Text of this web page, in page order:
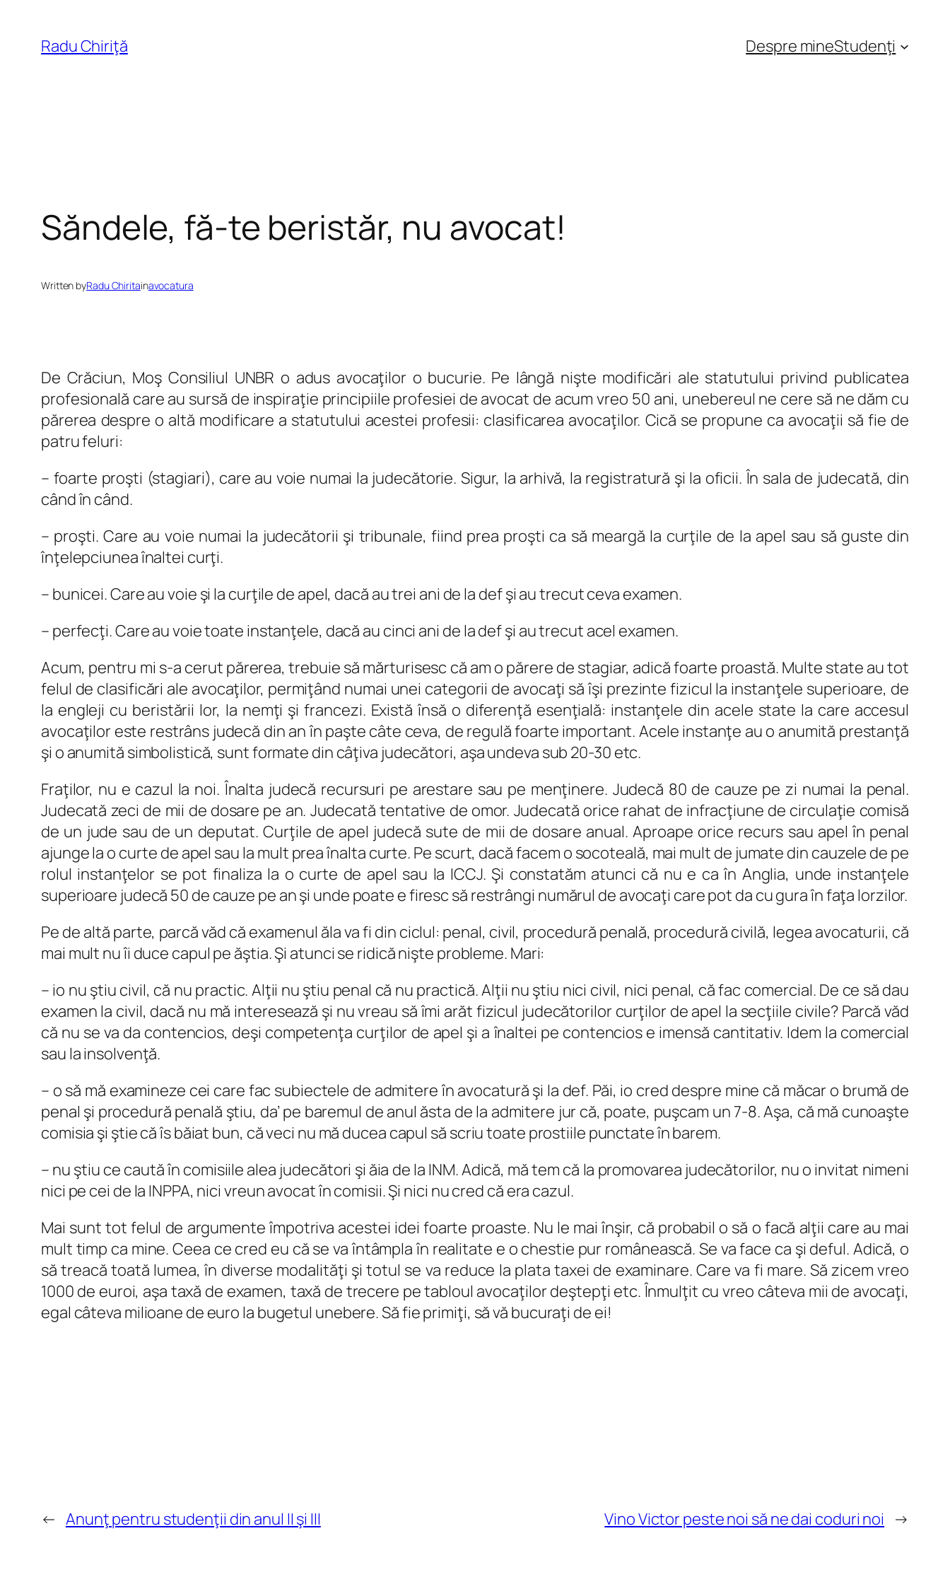
content
Radu Chiriţă Despre mineStudenţi
Săndele, fă-te beristăr, nu avocat!
Written byRadu Chiritainavocatura
De Crăciun, Moş Consiliul UNBR o adus avocaţilor o bucurie. Pe lângă nişte modificări ale statutului privind publicatea
profesională care au sursă de inspiraţie principiile profesiei de avocat de acum vreo 50 ani, unebereul ne cere să ne dăm cu
părerea despre o altă modificare a statutului acestei profesii: clasificarea avocaţilor. Cică se propune ca avocaţii să fie de
patru feluri:
– foarte proşti (stagiari), care au voie numai la judecătorie. Sigur, la arhivă, la registratură şi la oficii. În sala de judecată, din
când în când.
– proşti. Care au voie numai la judecătorii şi tribunale, fiind prea proşti ca să meargă la curţile de la apel sau să guste din
înţelepciunea înaltei curţi.
– bunicei. Care au voie şi la curţile de apel, dacă au trei ani de la def şi au trecut ceva examen.
– perfecţi. Care au voie toate instanţele, dacă au cinci ani de la def şi au trecut acel examen.
Acum, pentru mi s-a cerut părerea, trebuie să mărturisesc că am o părere de stagiar, adică foarte proastă. Multe state au tot
felul de clasificări ale avocaţilor, permiţând numai unei categorii de avocaţi să îşi prezinte fizicul la instanţele superioare, de
la engleji cu beristării lor, la nemţi şi francezi. Există însă o diferenţă esenţială: instanţele din acele state la care accesul
avocaţilor este restrâns judecă din an în paşte câte ceva, de regulă foarte important. Acele instanţe au o anumită prestanţă
şi o anumită simbolistică, sunt formate din câţiva judecători, aşa undeva sub 20-30 etc.
Fraţilor, nu e cazul la noi. Înalta judecă recursuri pe arestare sau pe menţinere. Judecă 80 de cauze pe zi numai la penal.
Judecată zeci de mii de dosare pe an. Judecată tentative de omor. Judecată orice rahat de infracţiune de circulaţie comisă
de un jude sau de un deputat. Curţile de apel judecă sute de mii de dosare anual. Aproape orice recurs sau apel în penal
ajunge la o curte de apel sau la mult prea înalta curte. Pe scurt, dacă facem o socoteală, mai mult de jumate din cauzele de pe
rolul instanţelor se pot finaliza la o curte de apel sau la ICCJ. Şi constatăm atunci că nu e ca în Anglia, unde instanţele
superioare judecă 50 de cauze pe an şi unde poate e firesc să restrângi numărul de avocaţi care pot da cu gura în faţa lorzilor.
Pe de altă parte, parcă văd că examenul ăla va fi din ciclul: penal, civil, procedură penală, procedură civilă, legea avocaturii, că
mai mult nu îi duce capul pe ăştia. Şi atunci se ridică nişte probleme. Mari:
– io nu ştiu civil, că nu practic. Alţii nu ştiu penal că nu practică. Alţii nu ştiu nici civil, nici penal, că fac comercial. De ce să dau
examen la civil, dacă nu mă interesează şi nu vreau să îmi arăt fizicul judecătorilor curţilor de apel la secţiile civile? Parcă văd
că nu se va da contencios, deşi competenţa curţilor de apel şi a înaltei pe contencios e imensă cantitativ. Idem la comercial
sau la insolvenţă.
– o să mă examineze cei care fac subiectele de admitere în avocatură şi la def. Păi, io cred despre mine că măcar o brumă de
penal şi procedură penală ştiu, da’ pe baremul de anul ăsta de la admitere jur că, poate, puşcam un 7-8. Aşa, că mă cunoaşte
comisia şi ştie că îs băiat bun, că veci nu mă ducea capul să scriu toate prostiile punctate în barem.
– nu ştiu ce caută în comisiile alea judecători şi ăia de la INM. Adică, mă tem că la promovarea judecătorilor, nu o invitat nimeni
nici pe cei de la INPPA, nici vreun avocat în comisii. Şi nici nu cred că era cazul.
Mai sunt tot felul de argumente împotriva acestei idei foarte proaste. Nu le mai înşir, că probabil o să o facă alţii care au mai
mult timp ca mine. Ceea ce cred eu că se va întâmpla în realitate e o chestie pur românească. Se va face ca şi deful. Adică, o
să treacă toată lumea, în diverse modalităţi şi totul se va reduce la plata taxei de examinare. Care va fi mare. Să zicem vreo
1000 de euroi, aşa taxă de examen, taxă de trecere pe tabloul avocaţilor deştepţi etc. Înmulţit cu vreo câteva mii de avocaţi,
egal câteva milioane de euro la bugetul unebere. Să fie primiţi, să vă bucuraţi de ei!
← Anunţ pentru studenţii din anul II şi III Vino Victor peste noi să ne dai coduri noi →